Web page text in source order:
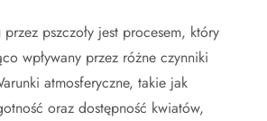
pszczoły jest procesem, który
wpływany przez różne czynniki
atmosferyczne, takie jak
oraz dostępność kwiatów,